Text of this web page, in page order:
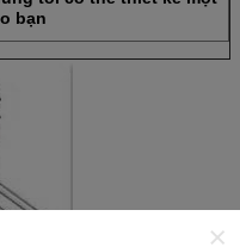
bạn